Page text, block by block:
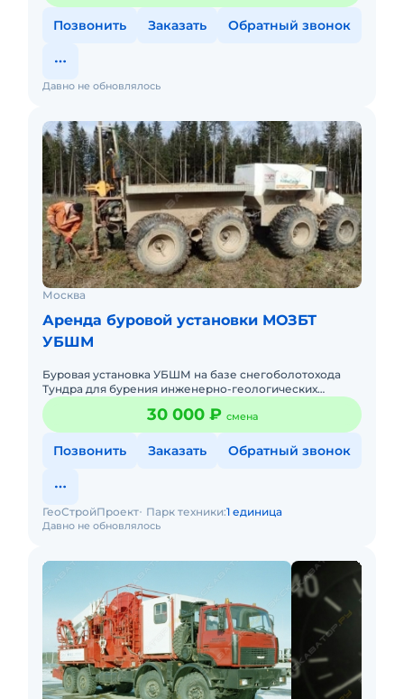
Позвонить Заказать Обратный звонок
Давно не обновлялось
Москва
Аренда буровой установки МОЗБТ
УБШМ
Буровая установка УБШМ на базе снегоболотохода
Тундра для бурения инженерно-геологических
скважин
30 000 ₽ смена
Позвонить Заказать Обратный звонок
Давно не обновлялось
ГеоСтройПроект Парк техники:1 единица